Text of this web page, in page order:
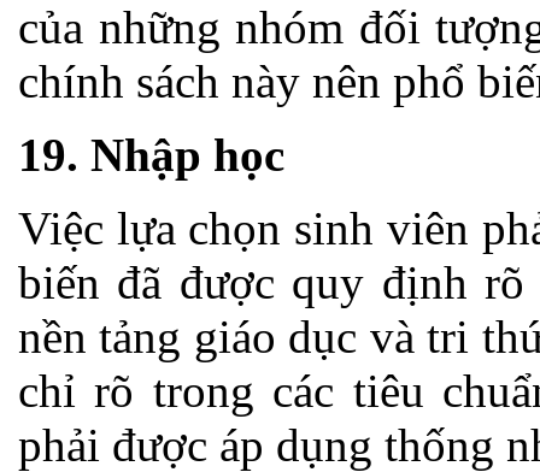
của những nhóm đối
chính sách này nên phổ
19. Nhập học
Việc lựa chọn sinh viên
biến đã được quy định rõ
nền tảng giáo dục và tri
chỉ rõ trong các tiêu
phải được áp dụng thống